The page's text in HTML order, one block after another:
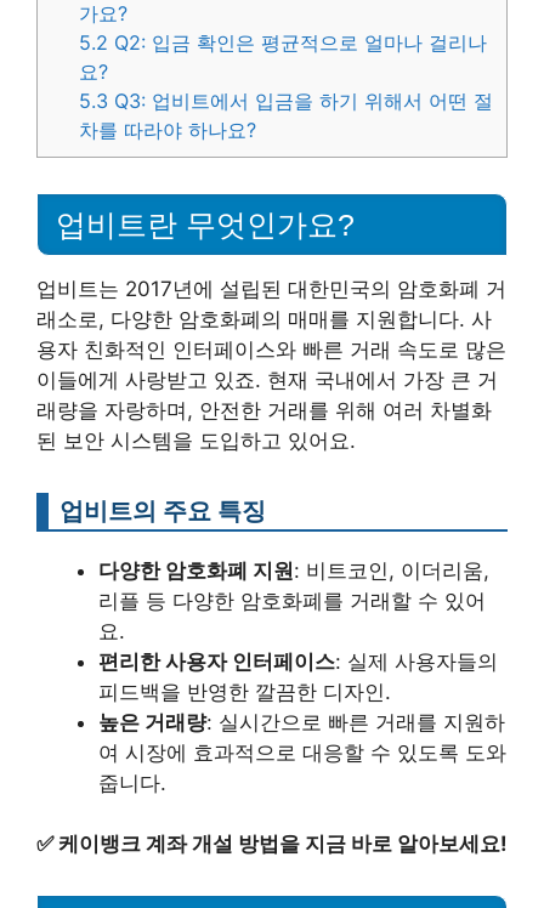
가요?
5.2 Q2: 입금 확인은 평균적으로 얼마나 걸리나
요?
5.3 Q3: 업비트에서 입금을 하기 위해서 어떤 절
차를 따라야 하나요?
업비트란 무엇인가요?
업비트는 2017년에 설립된 대한민국의 암호화폐 거
래소로, 다양한 암호화폐의 매매를 지원합니다. 사
용자 친화적인 인터페이스와 빠른 거래 속도로 많은
이들에게 사랑받고 있죠. 현재 국내에서 가장 큰 거
래량을 자랑하며, 안전한 거래를 위해 여러 차별화
된 보안 시스템을 도입하고 있어요.
업비트의 주요 특징
다양한 암호화폐 지원: 비트코인, 이더리움,
리플 등 다양한 암호화폐를 거래할 수 있어
요.
편리한 사용자 인터페이스: 실제 사용자들의
피드백을 반영한 깔끔한 디자인.
높은 거래량: 실시간으로 빠른 거래를 지원하
여 시장에 효과적으로 대응할 수 있도록 도와
줍니다.
✅케이뱅크 계좌 개설 방법을 지금 바로 알아보세요!